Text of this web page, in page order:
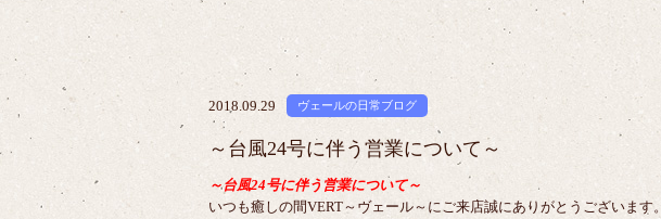
2018.09.29 ヴェールの日常ブログ
～台風24号に伴う営業について～
～台風24号に伴う営業について～
いつも癒しの間VERT～ヴェール～にご来店誠にありがとうございます。